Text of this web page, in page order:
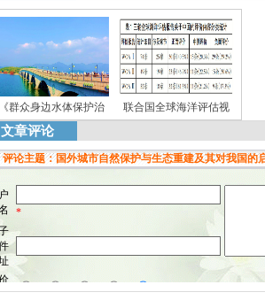
《群众身边水体保护治 联合国全球海洋评估视
文章评论